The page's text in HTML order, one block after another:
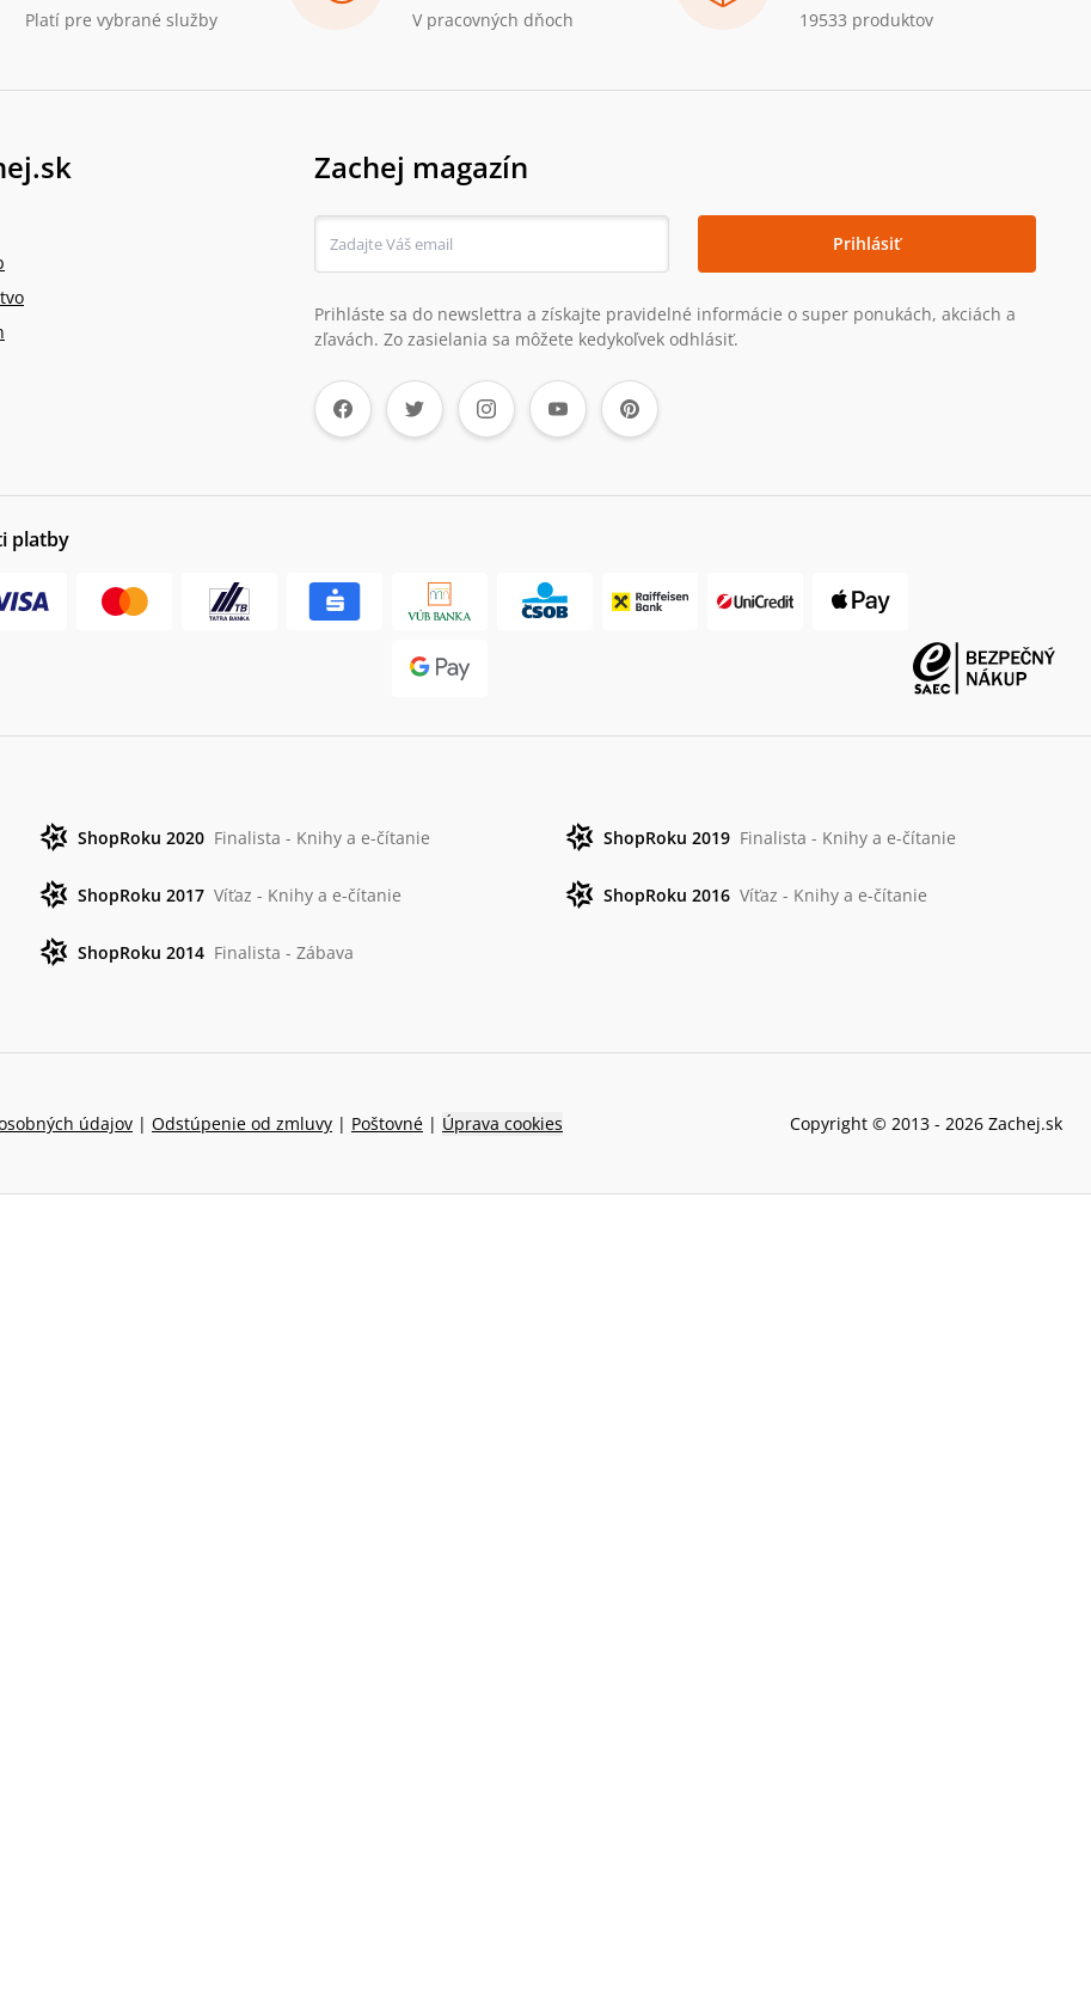
Platí pre vybrané služby V pracovných dňoch 19533 produktov
Zachej magazín
Prihlásiť
Prihláste sa do newslettra a získajte pravidelné informácie o super ponukách, akciách a
zľavách. Zo zasielania sa môžete kedykoľvek odhlásiť.
platby
ShopRoku 2020 Finalista - Knihy a e-čítanie ShopRoku 2019 Finalista - Knihy a e-čítanie
ShopRoku 2017 Víťaz - Knihy a e-čítanie ShopRoku 2016 Víťaz - Knihy a e-čítanie
ShopRoku 2014 Finalista - Zábava
údajov | Odstúpenie od zmluvy | Poštovné | Úprava cookies Copyright © 2013 - 2026 Zachej.sk